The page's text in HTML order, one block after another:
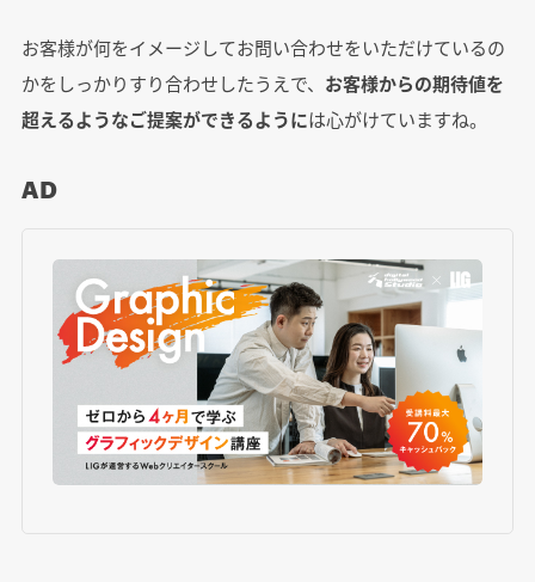
お客様が何をイメージしてお問い合わせをいただけているの
かをしっかりすり合わせしたうえで、 お客様からの期待値を
超えるようなご提案ができるようには心がけていますね。
AD